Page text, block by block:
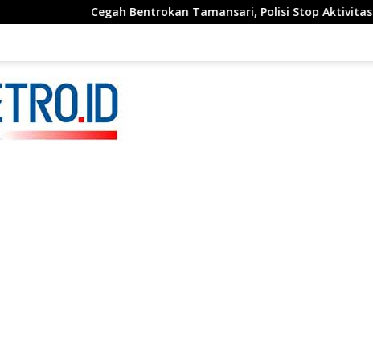
Cegah Bentrokan Tamansari, Polisi Stop Aktivitas Perusahaan